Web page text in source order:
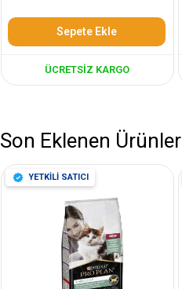
Sepete Ekle
ÜCRETSIZ KARGO
Son Eklenen Ürünler
YETKİLİ SATICI